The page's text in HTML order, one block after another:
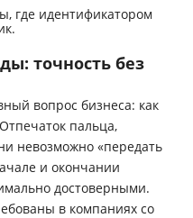
где идентификатором
точность без
вопрос бизнеса: как
пальца,
невозможно «передать
и окончании
достоверными.
в компаниях со